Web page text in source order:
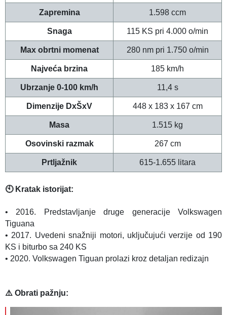
Zapremina 1.598 ccm
Snaga 115 KS pri 4.000 o/min
Max obrtni momenat 280 nm pri 1.750 o/min
Najveća brzina 185 km/h
Ubrzanje 0-100 km/h 11,4 s
Dimenzije DxŠxV 448x 183x 167 cm
Masa 1.515 kg
Osovinski razmak 267 cm
Prtljažnik 615-1.655 litara
🕙 Kratak istorijat:
• 2016. Predstavljanje druge generacije Volkswagen
Tiguana
• 2017. Uvedeni snažniji motori, uključujući verzije od 190
KS i biturbo sa 240 KS
• 2020. Volkswagen Tiguan prolazi kroz detaljan redizajn
⚠️ Obrati pažnju: